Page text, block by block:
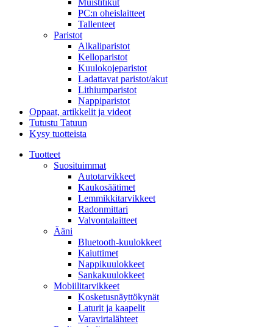
Muistitikut
PC:n oheislaitteet
Tallenteet
Paristot
Alkaliparistot
Kelloparistot
Kuulokojeparistot
Ladattavat paristot/akut
Lithiumparistot
Nappiparistot
Oppaat, artikkelit ja videot
Tutustu Tatuun
Kysy tuotteista
Tuotteet
Suosituimmat
Autotarvikkeet
Kaukosäätimet
Lemmikkitarvikkeet
Radonmittari
Valvontalaitteet
Ääni
Bluetooth-kuulokkeet
Kaiuttimet
Nappikuulokkeet
Sankakuulokkeet
Mobiilitarvikkeet
Kosketusnäyttökynät
Laturit ja kaapelit
Varavirtalähteet